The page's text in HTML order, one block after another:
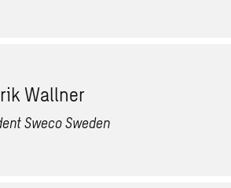
Wallner
Sweco Sweden